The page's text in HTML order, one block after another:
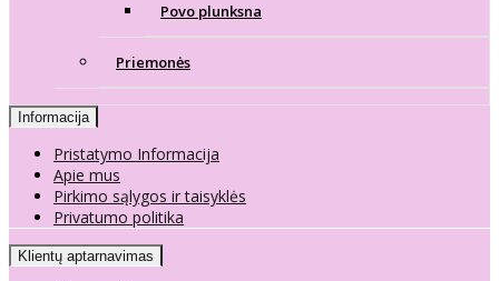
Povo plunksna
Priemonės
Informacija
Pristatymo Informacija
Apie mus
Pirkimo sąlygos ir taisyklės
Privatumo politika
Klientų aptarnavimas